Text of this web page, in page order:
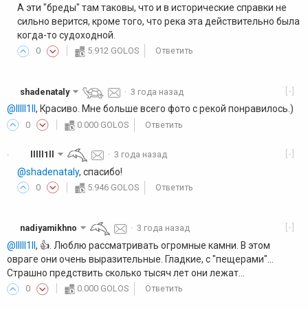
А эти "бреды" там таковы, что и в исторические справки не
сильно верится, кроме того, что река эта действительно была
когда-то судоходной.
0 5.912 GOLOS Ответить
[-]
shadenataly · 3 года назад
@lllll1ll , Красиво. Мне больше всего фото с рекой понравилось.)
0 0.000 GOLOS Ответить
· [-]
lllll1ll ·3 года назад
@shadenataly, спасибо!
0 5.946 GOLOS Ответить
[-]
nadiyamikhno ·3 года назад
@lllll1ll , 👍️. Люблю рассматривать огромные камни. В этом
овраге они очень выразительные. Гладкие, с "пещерами"...
Страшно предствить сколько тысяч лет они лежат...
0 0.000 GOLOS Ответить